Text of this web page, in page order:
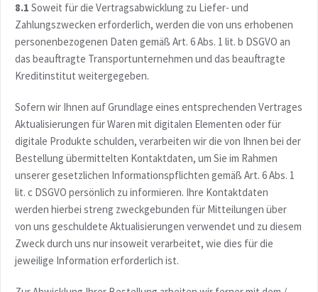
8.1 Soweit für die Vertragsabwicklung zu Liefer- und
Zahlungszwecken erforderlich, werden die von uns erhobenen
personenbezogenen Daten gemäß Art. 6 Abs. 1 lit. b DSGVO an
das beauftragte Transportunternehmen und das beauftragte
Kreditinstitut weitergegeben.
Sofern wir Ihnen auf Grundlage eines entsprechenden Vertrages
Aktualisierungen für Waren mit digitalen Elementen oder für
digitale Produkte schulden, verarbeiten wir die von Ihnen bei der
Bestellung übermittelten Kontaktdaten, um Sie im Rahmen
unserer gesetzlichen Informationspflichten gemäß Art. 6 Abs. 1
lit. c DSGVO persönlich zu informieren. Ihre Kontaktdaten
werden hierbei streng zweckgebunden für Mitteilungen über
von uns geschuldete Aktualisierungen verwendet und zu diesem
Zweck durch uns nur insoweit verarbeitet, wie dies für die
jeweilige Information erforderlich ist.